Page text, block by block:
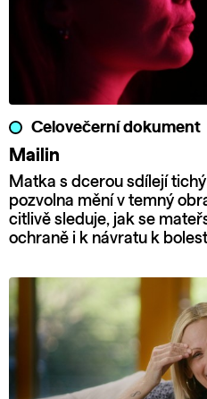
Celovečerní dokument
Mailin
Matka s dcerou sdílejí
pozvolna mění v temný
citlivě sleduje, jak se
ochraně i k návratu k